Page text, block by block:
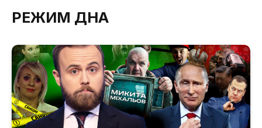
РЕЖИМ ДНА